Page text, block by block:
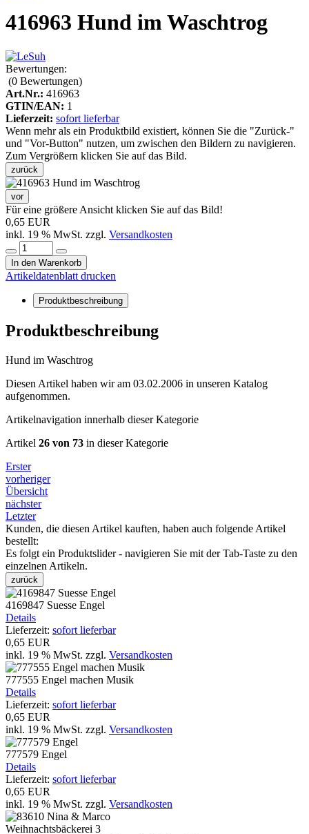
416963 Hund im Waschtrog
Bewertungen:
(0 Bewertungen)
Art.Nr.: 416963
GTIN/EAN: 1
Lieferzeit: sofort lieferbar
Wenn mehr als ein Produktbild existiert, können Sie die "Zurück-"
und "Vor-Button" nutzen, um zwischen den Bildern zu navigieren.
Zum Vergrößern klicken Sie auf das Bild.
zurück
vor
Für eine größere Ansicht klicken Sie auf das Bild!
0,65 EUR
inkl. 19 % MwSt. zzgl. Versandkosten
In den Warenkorb
Artikeldatenblatt drucken
Produktbeschreibung
Produktbeschreibung
Hund im Waschtrog
Diesen Artikel haben wir am 03.02.2006 in unseren Katalog
aufgenommen.
Artikelnavigation innerhalb dieser Kategorie
Artikel 26 von 73 in dieser Kategorie
Erster
vorheriger
Übersicht
nächster
Letzter
Kunden, die diesen Artikel kauften, haben auch folgende Artikel
bestellt:
Es folgt ein Produktslider - navigieren Sie mit der Tab-Taste zu den
einzelnen Artikeln.
zurück
4169847 Suesse Engel
Details
Lieferzeit: sofort lieferbar
0,65 EUR
inkl. 19 % MwSt. zzgl. Versandkosten
777555 Engel machen Musik
Details
Lieferzeit: sofort lieferbar
0,65 EUR
inkl. 19 % MwSt. zzgl. Versandkosten
777579 Engel
Details
Lieferzeit: sofort lieferbar
0,65 EUR
inkl. 19 % MwSt. zzgl. Versandkosten